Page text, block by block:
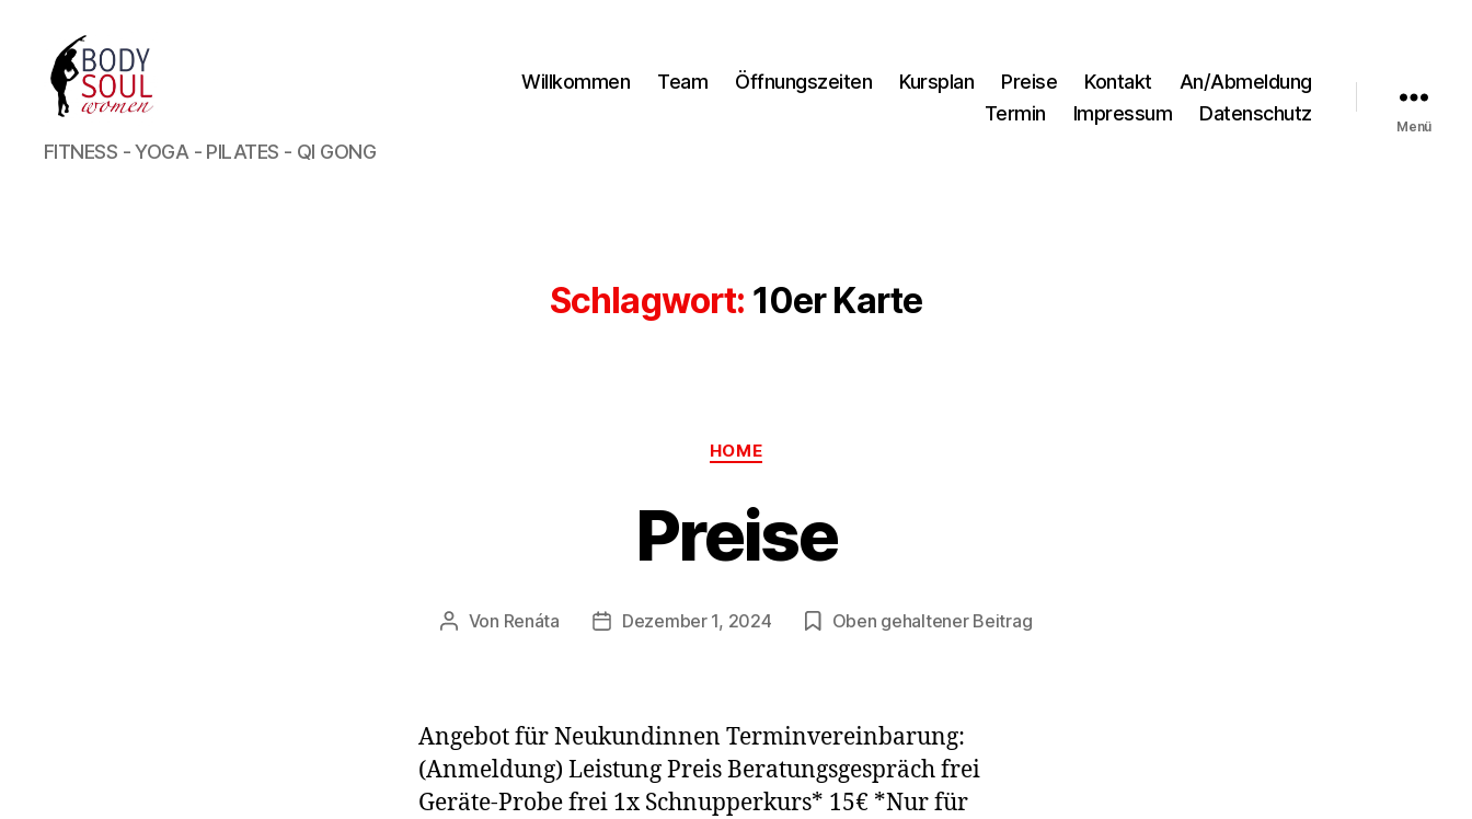
BODY
SOUL
FITNESS - YOGA - PILATES - QI GONG
Willkommen Team Öffnungszeiten Kursplan Preise Kontakt
An/Abmeldung
Termin
Impressum Datenschutz
Menü
Schlagwort: 10er Karte
Kategorien
HOME
Preise
Beitragsautor
Von Renáta Veröffentlichungsdatum
Dezember 1, 2024 Oben gehaltener Beitrag
Angebot für Neukundinnen Terminvereinbarung:
(Anmeldung) Leistung Preis Beratungsgespräch frei
Geräte-Probe frei 1x Schnupperkurs* 15€ *Nur für